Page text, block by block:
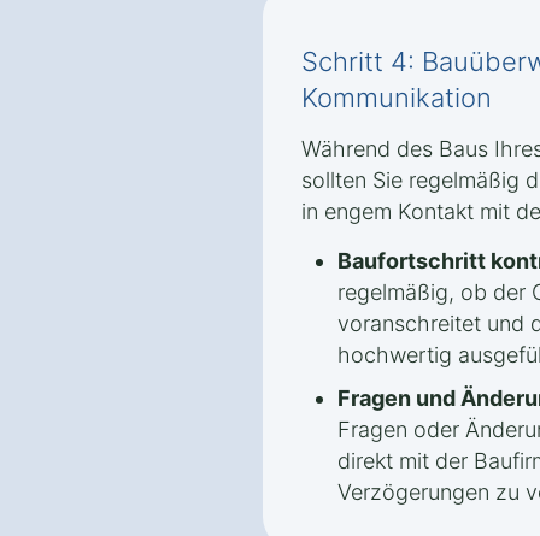
Schritt 4:
Kommunikation
Während des Baus
sollten Sie regelmäßig
in engem Kontakt mit
Baufortschritt
regelmäßig, ob der
voranschreitet und
hochwertig
Fragen und
Fragen oder
direkt mit der
Verzögerungen zu